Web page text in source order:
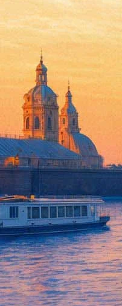
Психолог
потерял
28 января 2020, вторник,
Версия для печати